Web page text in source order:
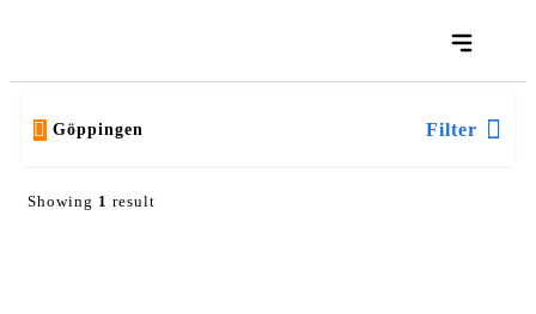
Göppingen Filter
Showing 1 result